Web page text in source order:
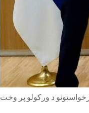
د ورکولو پر وخت